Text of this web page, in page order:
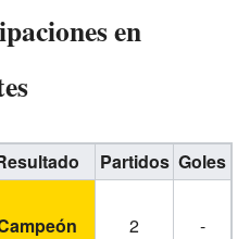
en
Partidos Goles
2 -